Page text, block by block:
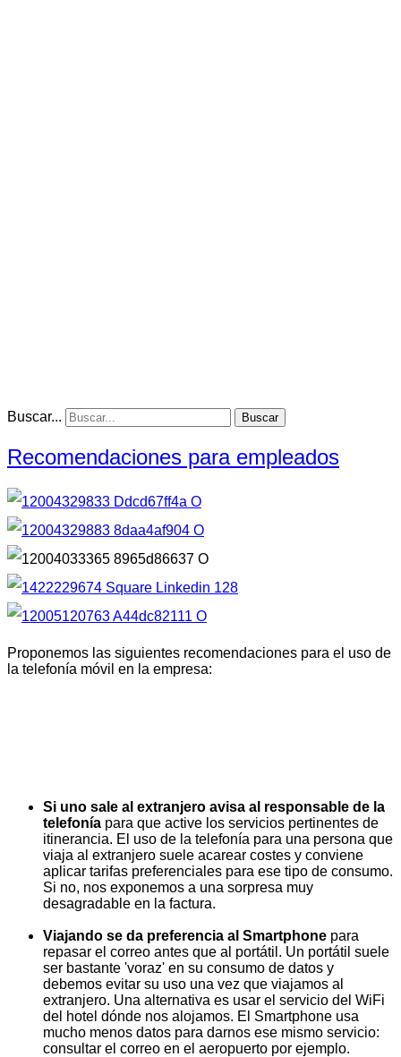
Buscar... Buscar
Recomendaciones para empleados
Proponemos las siguientes recomendaciones para el uso de
la telefonía móvil en la empresa:
Si uno sale al extranjero avisa al responsable de la
telefonía para que active los servicios pertinentes de
itinerancia. El uso de la telefonía para una persona que
viaja al extranjero suele acarear costes y conviene
aplicar tarifas preferenciales para ese tipo de consumo.
Si no, nos exponemos a una sorpresa muy
desagradable en la factura.
Viajando se da preferencia al Smartphone para
repasar el correo antes que al portátil. Un portátil suele
ser bastante 'voraz' en su consumo de datos y
debemos evitar su uso una vez que viajamos al
extranjero. Una alternativa es usar el servicio del WiFi
del hotel dónde nos alojamos. El Smartphone usa
mucho menos datos para darnos ese mismo servicio:
consultar el correo en el aeropuerto por ejemplo.